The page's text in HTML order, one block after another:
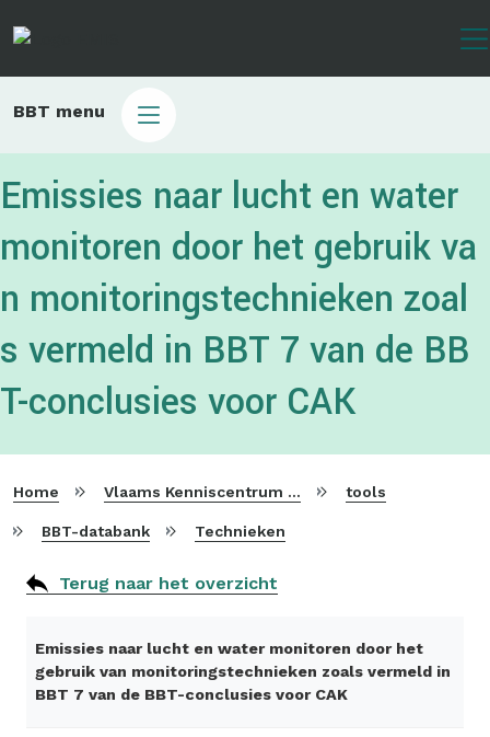
gaan
Main
BBT menu
Emissies naar lucht en water
monitoren door het gebruik va
n monitoringstechnieken zoal
s vermeld in BBT 7 van de BB
T-conclusies voor CAK
Home Vlaams Kenniscentrum voor Beste Beschikbare Technieken tools
BBT-databank Technieken
Terug naar het overzicht
Emissies naar lucht en water monitoren door het
gebruik van monitoringstechnieken zoals vermeld in
BBT 7 van de BBT-conclusies voor CAK